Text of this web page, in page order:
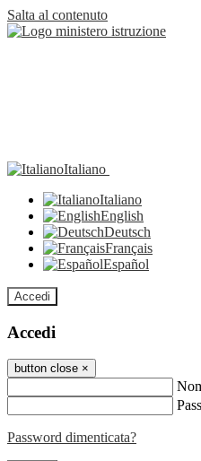
Salta al contenuto
Italiano
Italiano
English
Deutsch
Français
Español
Accedi
Accedi
button close ×
Password dimenticata?